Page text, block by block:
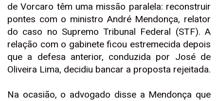
de Vorcaro têm uma missão paralela: reconstruir
pontes com o ministro André Mendonça, relator
do caso no Supremo Tribunal Federal (STF). A
relação com o gabinete ficou estremecida depois
que a defesa anterior, conduzida por José de
Oliveira Lima, decidiu bancar a proposta rejeitada.
Na ocasião, o advogado disse a Mendonça que